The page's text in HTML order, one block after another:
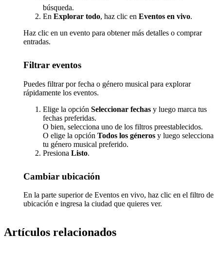
búsqueda.
En Explorar todo, haz clic en Eventos en vivo.
Haz clic en un evento para obtener más detalles o comprar
entradas.
Filtrar eventos
Puedes filtrar por fecha o género musical para explorar
rápidamente los eventos.
Elige la opción Seleccionar fechas y luego marca tus
fechas preferidas.
O bien, selecciona uno de los filtros preestablecidos.
O elige la opción Todos los géneros y luego selecciona
tu género musical preferido.
Presiona Listo.
Cambiar ubicación
En la parte superior de Eventos en vivo, haz clic en el filtro de
ubicación e ingresa la ciudad que quieres ver.
Artículos relacionados